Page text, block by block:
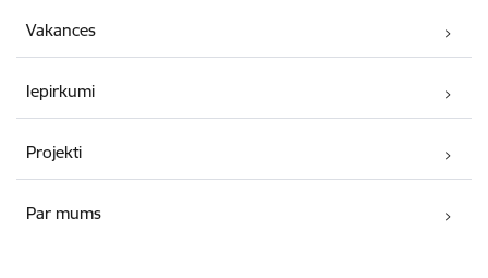
Vakances
Iepirkumi
Projekti
Par mums